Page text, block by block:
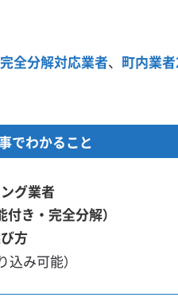
完全分解対応業者、 町内業
でわかること
グ業者
き・完全分解）
方
込み可能）